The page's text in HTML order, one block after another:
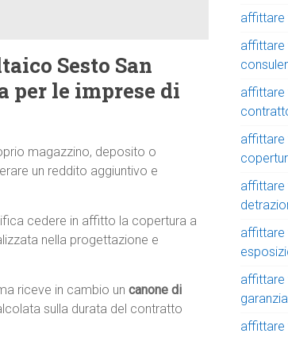
Sesto San
per le imprese di
magazzino, deposito o
un reddito aggiuntivo e
cedere in affitto la copertura a
nella progettazione e
riceve in cambio un canone di
sulla durata del contratto
affittare
affittare
affittare
affittare
affittare
affittare
affittare
garanzia
affittare